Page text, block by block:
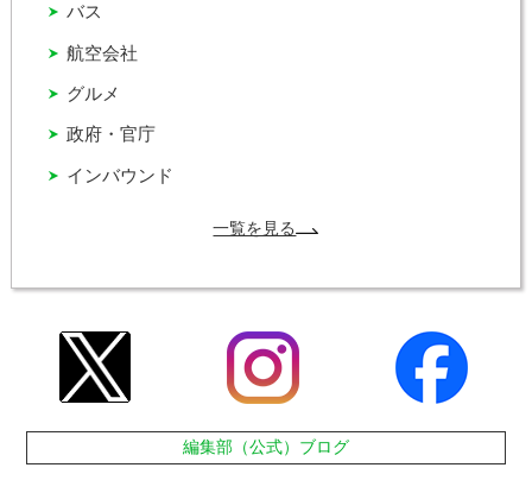
インバウンド
グルメ
バス
政府・官庁
航空会社
一覧を見る
編集部（公式）ブログ